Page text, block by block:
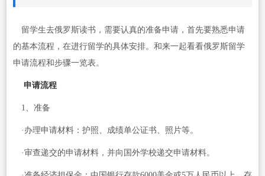
留学生去俄罗斯读书，需要认真的准备申请，首先要熟悉申请
的基本流程，在进行留学的具体安排。和来一起看看俄罗斯留学
申请流程和步骤一览表。
申请流程
1、准备
·办理申请材料：护照、成绩单公证书、照片等。
·审查递交的申请材料，并向国外学校递交申请材料。